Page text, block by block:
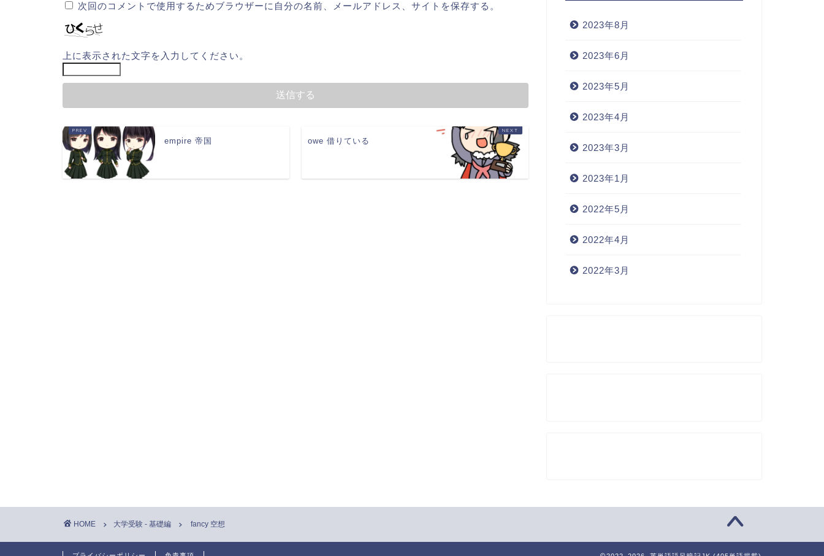
次回のコメントで使用するためブラウザーに自分の名前、メールアドレス、サイトを保存する。
上に表示された文字を入力してください。
empire 帝国 owe 借りている
2023年8月
2023年6月
2023年5月
2023年4月
2023年3月
2023年1月
2022年5月
2022年4月
2022年3月
HOME 大学受験 - 基礎編 fancy 空想